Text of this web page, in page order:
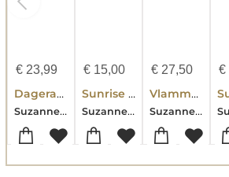
€23,99
Dageraad boven de boete
Suzanne Collins
€15,00
Sunrise on the Reaping
Suzanne Collins
€ 27,50
Vlammen
Suzanne Collins
€